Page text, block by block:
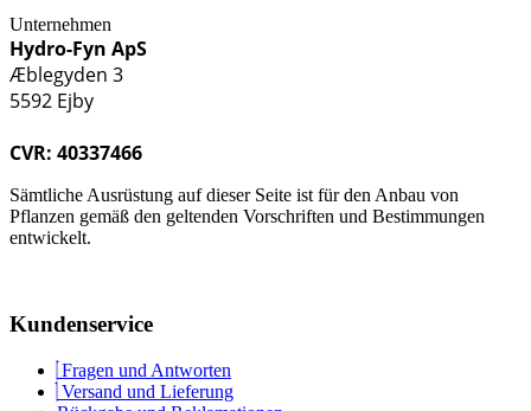
Unternehmen
Hydro-Fyn ApS
Æblegyden 3
5592 Ejby
CVR: 40337466
Sämtliche Ausrüstung auf dieser Seite ist für den Anbau von
Pflanzen gemäß den geltenden Vorschriften und Bestimmungen
entwickelt.
Kundenservice
Fragen und Antworten
Versand und Lieferung